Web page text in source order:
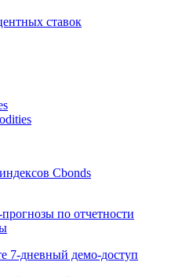
ставок
Cbonds
по отчетности
7-дневный демо-доступ